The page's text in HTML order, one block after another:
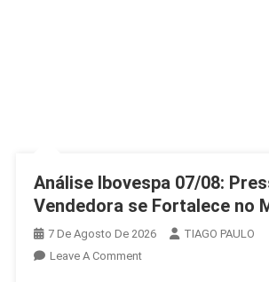
Análise Ibovespa 07/08:
Vendedora se Fortalece no
7 De Agosto De 2026
TIAGO PAULO
Leave A CommentOn